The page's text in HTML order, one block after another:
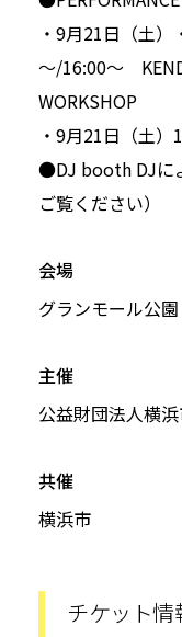
・9月21日（土
～/16:00～
WORKSHOP
・9月21日（土
●DJ booth DJに
ご覧ください）
会場
グランモール公園
主催
公益財団法人横
共催
横浜市
チケット情